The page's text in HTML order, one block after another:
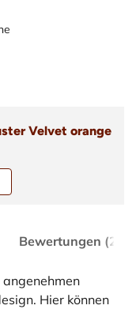
Velvet orange
Bewertungen (2)
angenehmen
Hier können